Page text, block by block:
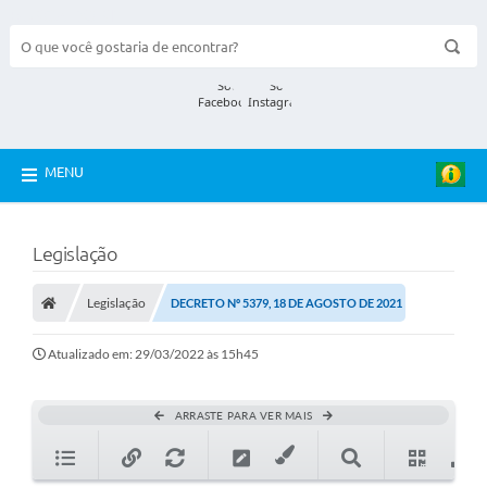
MENU
Legislação
Legislação DECRETO Nº 5379, 18 DE AGOSTO DE 2021
Atualizado em: 29/03/2022 às 15h45
ARRASTE PARA VER MAIS